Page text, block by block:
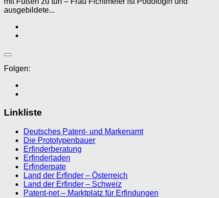
ausgebildete...
Folgen:
Linkliste
Deutsches Patent- und Markenamt
Die Prototypenbauer
Erfinderberatung
Erfinderladen
Erfinderpate
Land der Erfinder – Österreich
Land der Erfinder – Schweiz
Patent-net – Marktplatz für Erfindungen